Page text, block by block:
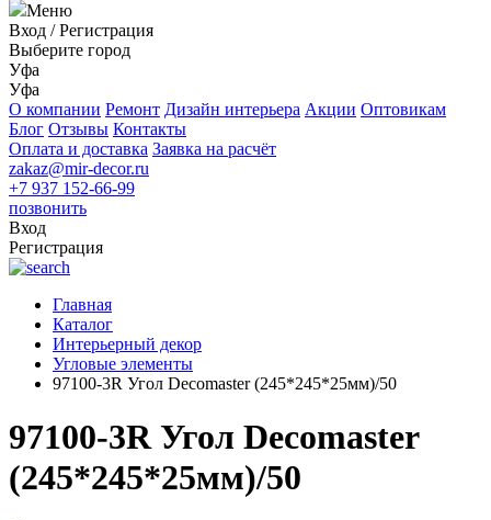
Меню
Вход /Регистрация
Выберите город
Уфа
Уфа
О компании Ремонт Дизайн интерьера Акции Оптовикам
Блог Отзывы Контакты
Оплата и доставка Заявка на расчёт
zakaz@mir-decor.ru
+7 937 152-66-99
позвонить
Вход
Регистрация
Главная
Каталог
Интерьерный декор
Угловые элементы
97100-3R Угол Decomaster (245*245*25мм)/50
97100-3R Угол Decomaster
(245*245*25мм)/50